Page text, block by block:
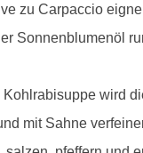
zu Carpaccio
Sonnenblumenöl
Kohlrabisuppe wird
mit Sahne